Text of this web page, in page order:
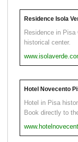
Residence Isola
Residence in
historical center.
Hotel Novecento
Hotel in Pisa
Book directly to